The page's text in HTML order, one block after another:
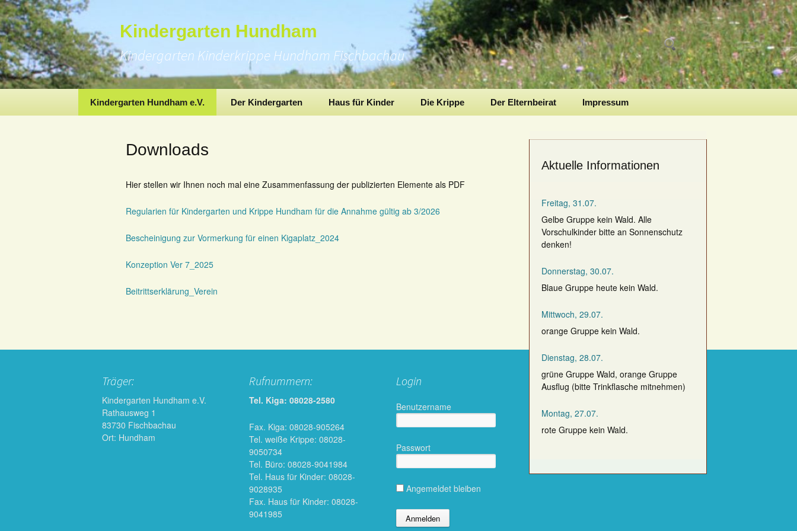
Kindergarten Hundham
Kindergarten Kinderkrippe Hundham Fischbachau
content
Kindergarten Hundham e.V. Der Kindergarten Haus für Kinder Die Krippe Der Elternbeirat Impressum
Suchen
nach:
Downloads
Hier stellen wir Ihnen noch mal eine Zusammenfassung der publizierten Elemente als PDF
Regularien für Kindergarten und Krippe Hundham für die Annahme gültig ab 3/2026
Bescheinigung zur Vormerkung für einen Kigaplatz_2024
Konzeption Ver 7_2025
Beitrittserklärung_Verein
Aktuelle Informationen
Freitag, 31.07.
Gelbe Gruppe kein Wald. Alle
Vorschulkinder bitte an Sonnenschutz
denken!
Donnerstag, 30.07.
Blaue Gruppe heute kein Wald.
Mittwoch, 29.07.
orange Gruppe kein Wald.
Dienstag, 28.07.
grüne Gruppe Wald, orange Gruppe
Ausflug (bitte Trinkflasche mitnehmen)
Montag, 27.07.
rote Gruppe kein Wald.
Träger:
Kindergarten Hundham e.V.
Rathausweg 1
83730 Fischbachau
Ort: Hundham
Rufnummern:
Tel. Kiga: 08028-2580
Fax. Kiga: 08028-905264
Tel. weiße Krippe: 08028-
9050734
Tel. Büro: 08028-9041984
Tel. Haus für Kinder: 08028-
9028935
Fax. Haus für Kinder: 08028-
9041985
Login
Benutzername
Passwort
Angemeldet bleiben